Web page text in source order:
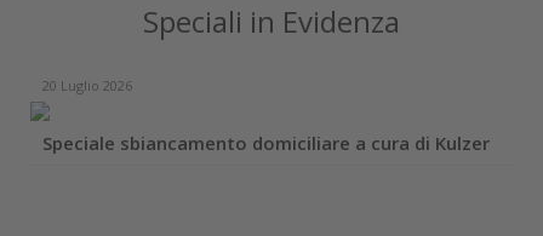
Speciali in Evidenza
20 Luglio 2026
Speciale sbiancamento domiciliare a cura di Kulzer